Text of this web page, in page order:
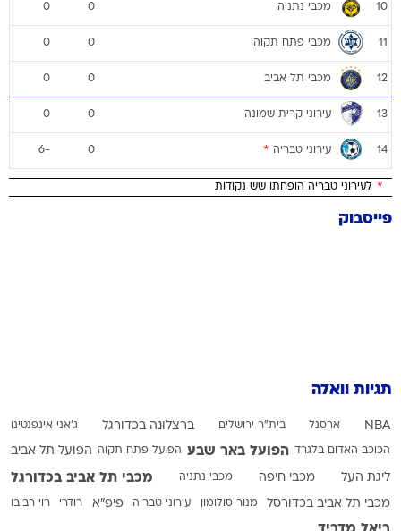
10 מכבי נתניה 0
0
11 מכבי פתח תקוה 0
0
12 מכבי תל אביב 0
0
13 עירוני קרית שמונה 0
0
14 עירוני טבריה *
0
-6
* לעירוני טבריה הופחתו שש נקודות
פייסבוק
תגיות וואלה
NBA ארסנל בית"ר ירושלים ברצלונה בכדורגל ג'אני אינפנטינו
הכוכב האדום בלגרד הפועל באר שבע הפועל פתח תקוה הפועל תל אביב
ליגת העל מכבי חיפה מכבי נתניה מכבי תל אביב בכדורגל
מכבי תל אביב בכדורסל מנור סולומון עירוני טבריה פיפ"א רודרי רוי רביבו